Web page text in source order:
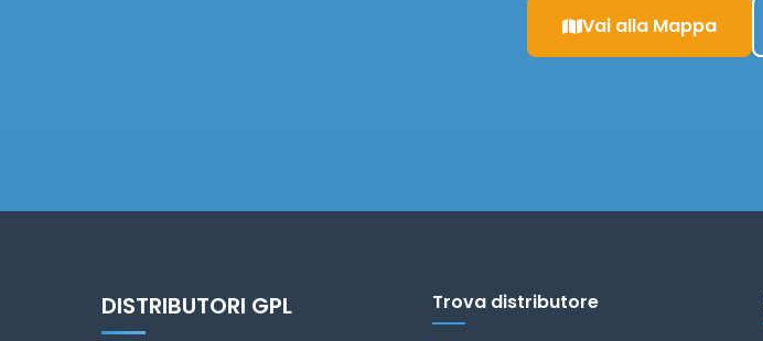
Vai alla Mappa
DISTRIBUTORI GPL Trova distributore